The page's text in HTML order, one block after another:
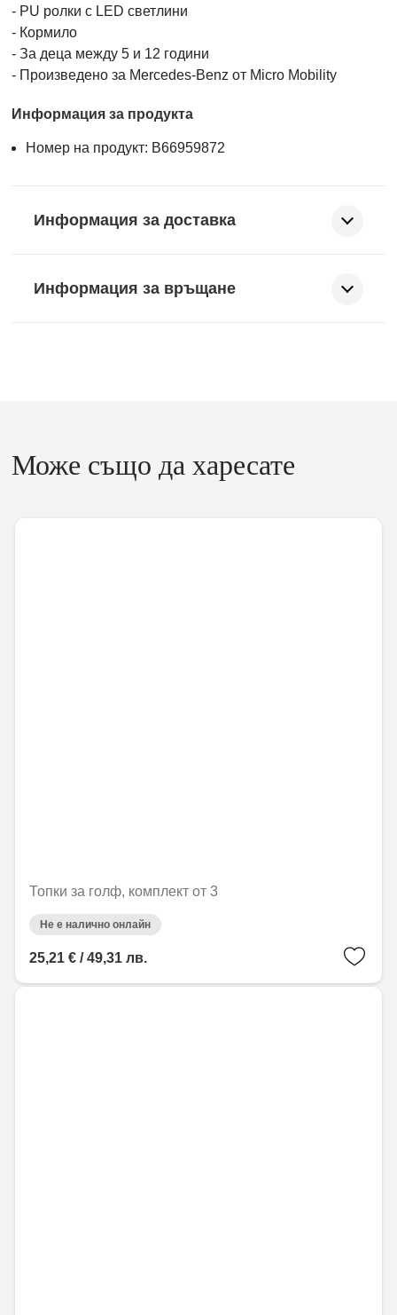
- PU ролки с LED светлини
- Кормило
- За деца между 5 и 12 години
- Произведено за Mercedes-Benz от Micro Mobility
Информация за продукта
Номер на продукт: B66959872
Информация за доставка
Информация за връщане
Може също да харесате
Топки за голф, комплект от 3
Не е налично онлайн
25,21 € / 49,31 лв.